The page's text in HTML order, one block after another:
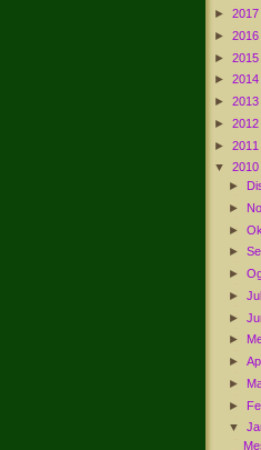
► 2017
► 2016
► 2015
► 2014
► 2013
► 2012
► 2011
▼
2010
►
►
►
►
►
►
►
►
►
►
►
▼